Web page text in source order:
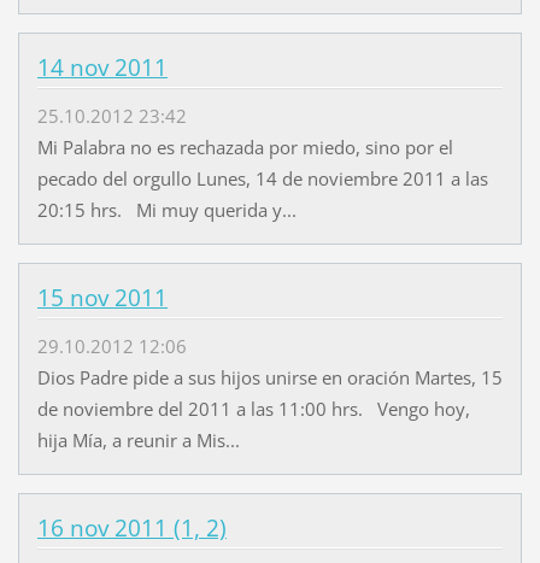
14 nov 2011
25.10.2012 23:42
Mi Palabra no es rechazada por miedo, sino por el
pecado del orgullo Lunes, 14 de noviembre 2011 a las
20:15 hrs. Mi muy querida y...
15 nov 2011
29.10.2012 12:06
Dios Padre pide a sus hijos unirse en oración Martes, 15
de noviembre del 2011 a las 11:00 hrs. Vengo hoy,
hija Mía, a reunir a Mis...
16 nov 2011 (1, 2)